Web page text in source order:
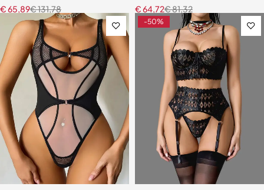
€131,78
€65,89
€81,32
€64,72
-50%